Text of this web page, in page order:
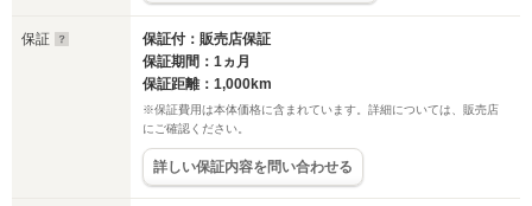
保証
保証付：販売店保証
保証期間：1ヵ月
保証距離：1,000km
※保証費用は本体価格に含まれています。詳細については、販売店
にご確認ください。
詳しい保証内容を問い合わせる